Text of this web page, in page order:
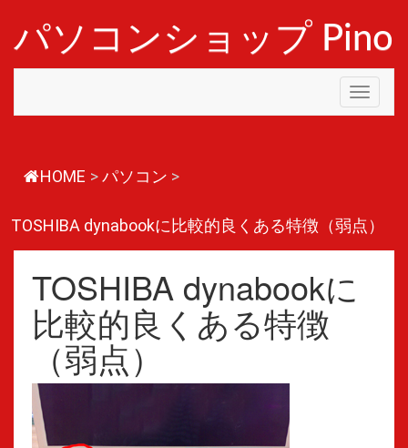
パソコンショップ Pino
Toggle
HOME >パソコン >
TOSHIBA dynabookに比較的良くある特徴（弱点）
TOSHIBA dynabookに
比較的良くある特徴
（弱点）